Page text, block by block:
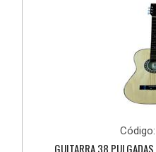
Código:
GUITARRA 38